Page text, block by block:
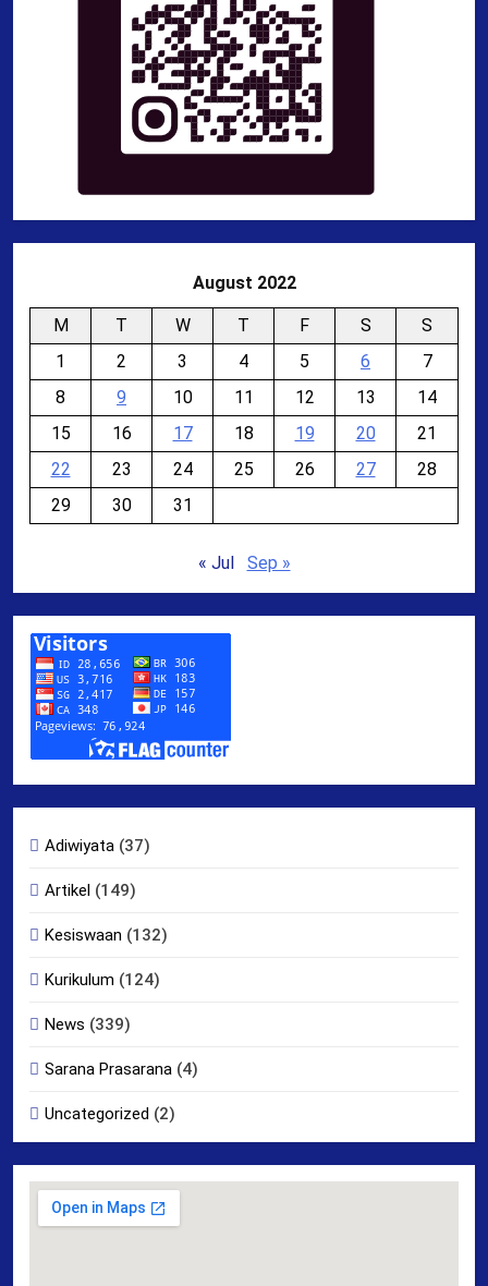
August 2022
M T W T F S
S
1
2 3 4 5 6
7
8
9 10 11 12 13
14
15
16 17 18 19 20
21
22
23 24 25 26 27
28
29
30 31
« Jul Sep »
Adiwiyata (37)
Artikel (149)
Kesiswaan (132)
Kurikulum (124)
News (339)
Sarana Prasarana (4)
Uncategorized (2)